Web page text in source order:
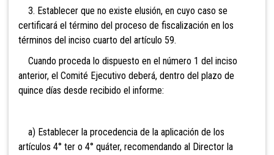
3. Establecer que no existe elusión, en cuyo caso se
certificará el término del proceso de fiscalización en los
términos del inciso cuarto del artículo 59.
Cuando proceda lo dispuesto en el número 1 del inciso
anterior, el Comité Ejecutivo deberá, dentro del plazo de
quince días desde recibido el informe:
a) Establecer la procedencia de la aplicación de los
artículos 4° ter o 4° quáter, recomendando al Director la